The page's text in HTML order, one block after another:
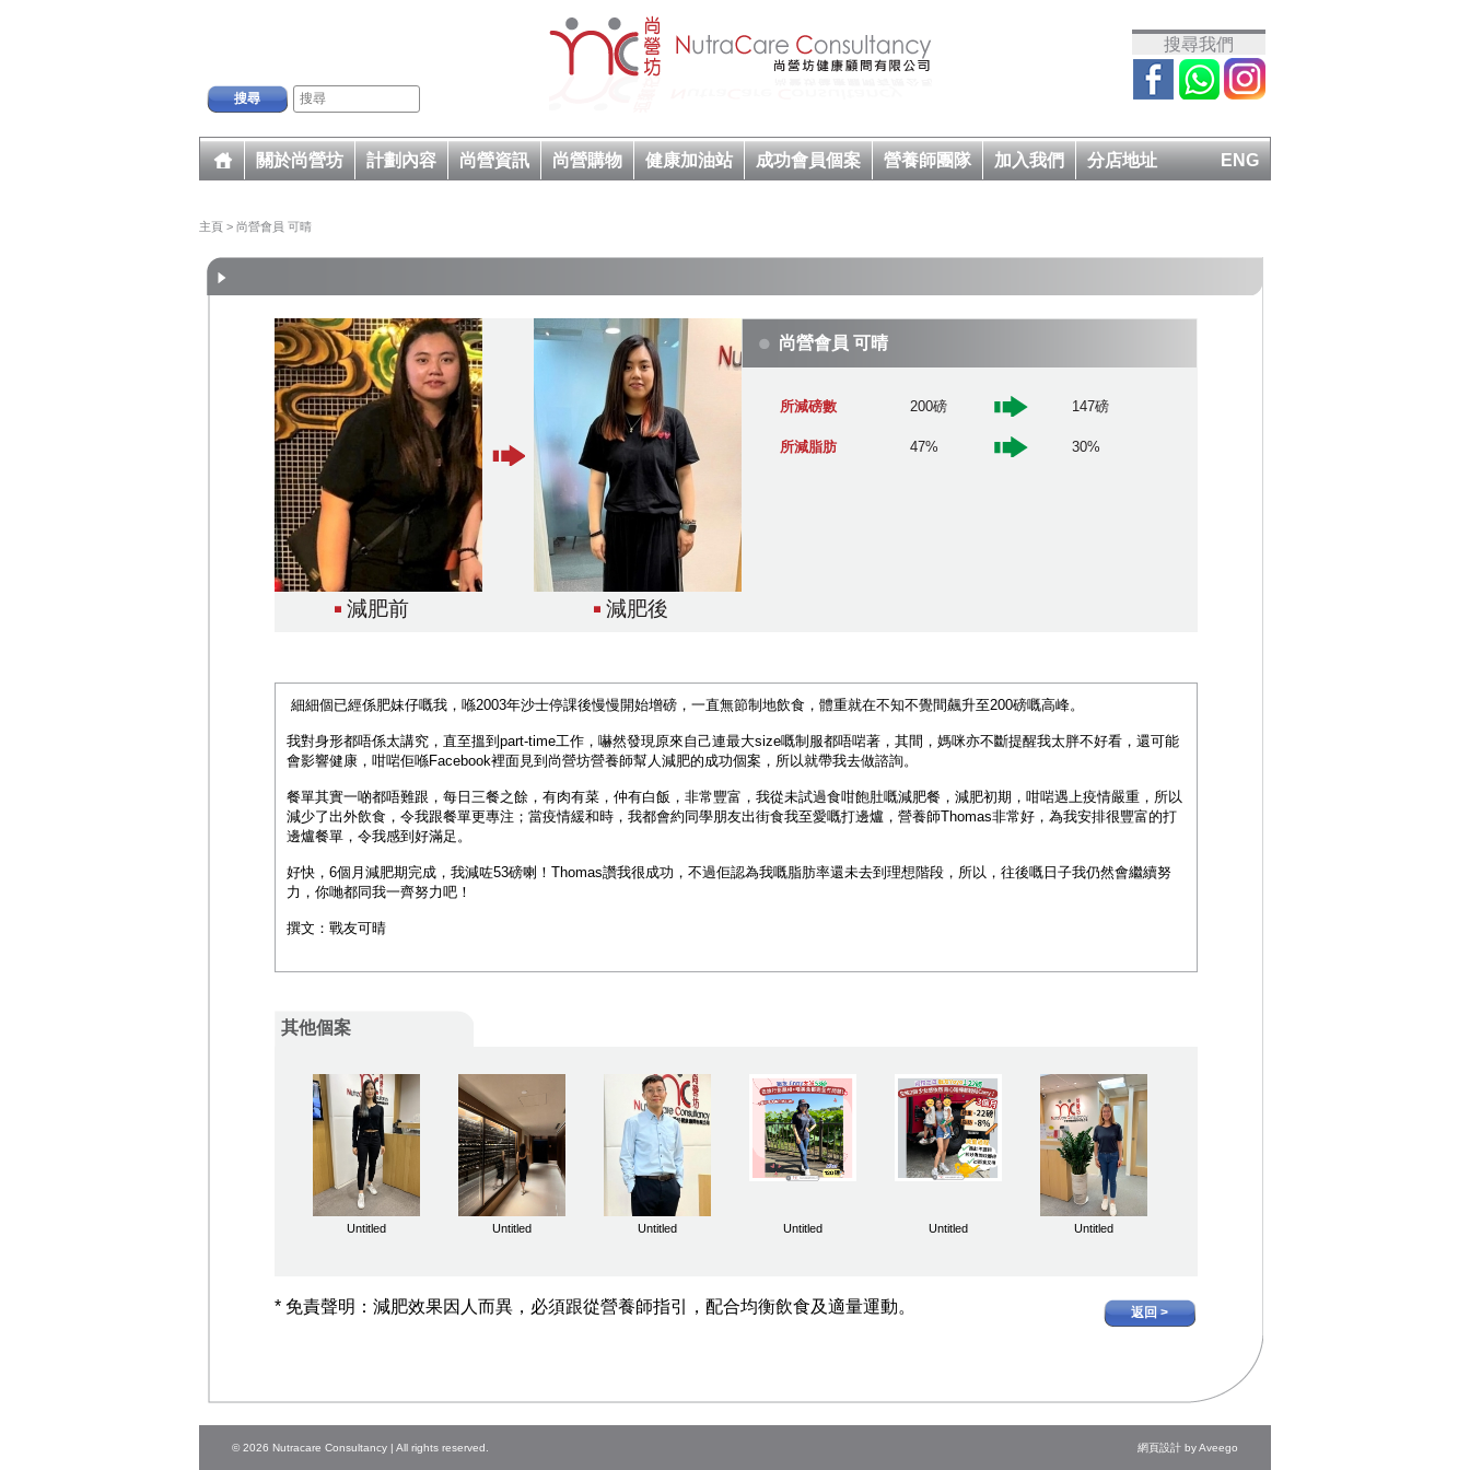
搜尋
搜尋我們
關於尚營坊 計劃內容 尚營資訊 尚營購物 健康加油站 成功會員個案 營養師團隊 加入我們 分店地址 ENG
主頁 > 尚營會員 可晴
減肥前 減肥後
尚營會員 可晴
所減磅數 200磅 147磅
所減脂肪 47% 30%
細細個已經係肥妹仔嘅我，喺2003年沙士停課後慢慢開始增磅，一直無節制地飲食，體重就在不知不覺間飆升至200磅嘅高峰。
我對身形都唔係太講究，直至搵到part-time工作，嚇然發現原來自己連最大size嘅制服都唔啱著，其間，媽咪亦不斷提醒我太胖不好看，還可能
會影響健康，咁啱佢喺Facebook裡面見到尚營坊營養師幫人減肥的成功個案，所以就帶我去做諮詢。
餐單其實一啲都唔難跟，每日三餐之餘，有肉有菜，仲有白飯，非常豐富，我從未試過食咁飽肚嘅減肥餐，減肥初期，咁啱遇上疫情嚴重，所以
減少了出外飲食，令我跟餐單更專注；當疫情緩和時，我都會約同學朋友出街食我至愛嘅打邊爐，營養師Thomas非常好，為我安排很豐富的打
邊爐餐單，令我感到好滿足。
好快，6個月減肥期完成，我減咗53磅喇！Thomas讚我很成功，不過佢認為我嘅脂肪率還未去到理想階段，所以，往後嘅日子我仍然會繼續努
力，你哋都同我一齊努力吧！
撰文：戰友可晴
其他個案
Untitled Untitled Untitled Untitled Untitled Untitled
返回 >
* 免責聲明：減肥效果因人而異，必須跟從營養師指引，配合均衡飲食及適量運動。
© 2026 Nutracare Consultancy | All rights reserved. 網頁設計 byAveego